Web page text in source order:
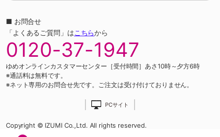
■ お問合せ
「よくあるご質問」はこちらから
0120-37-1947
ゆめオンラインカスタマーセンター［受付時間］あさ10時～夕方6時
※通話料は無料です。
※ネット専用のお問合せ先です。ご注文は受け付けておりません。
PCサイト
Copyright © IZUMI Co.,Ltd. All rights reserved.